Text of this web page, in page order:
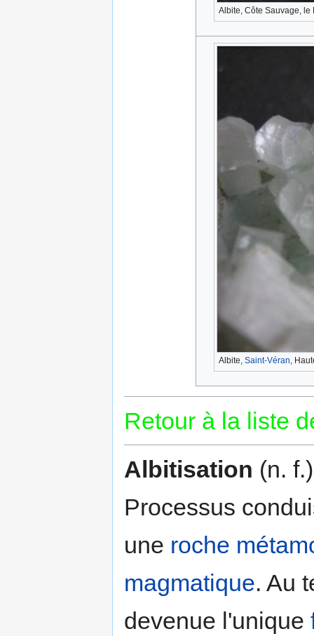
Albite, Côte Sauvage,
Albite,Saint-Véran ,
Retour à la liste
Albitisation (n.
Processus
une roche
magmatique. Au
devenue l'unique